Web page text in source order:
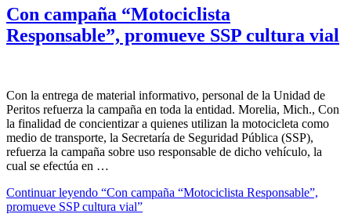
Con campaña “Motociclista
Responsable”, promueve SSP cultura vial
Con la entrega de material informativo, personal de la Unidad de
Peritos refuerza la campaña en toda la entidad. Morelia, Mich., Con
la finalidad de concientizar a quienes utilizan la motocicleta como
medio de transporte, la Secretaría de Seguridad Pública (SSP),
refuerza la campaña sobre uso responsable de dicho vehículo, la
cual se efectúa en …
Continuar leyendo “Con campaña “Motociclista Responsable”,
promueve SSP cultura vial”